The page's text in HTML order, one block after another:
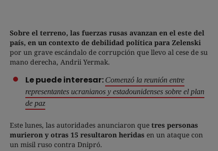
Sobre el terreno, las fuerzas rusas avanzan en el este del
país, en un contexto de debilidad política para Zelenski
por un grave escándalo de corrupción que llevo al cese de su
mano derecha, Andrii Yermak.
Le puede interesar: Comenzó la reunión entre
representantes ucranianos y estadounidenses sobre el plan
de paz
Este lunes, las autoridades anunciaron que tres personas
murieron y otras 15 resultaron heridas en un ataque con
un misil ruso contra Dnipró.